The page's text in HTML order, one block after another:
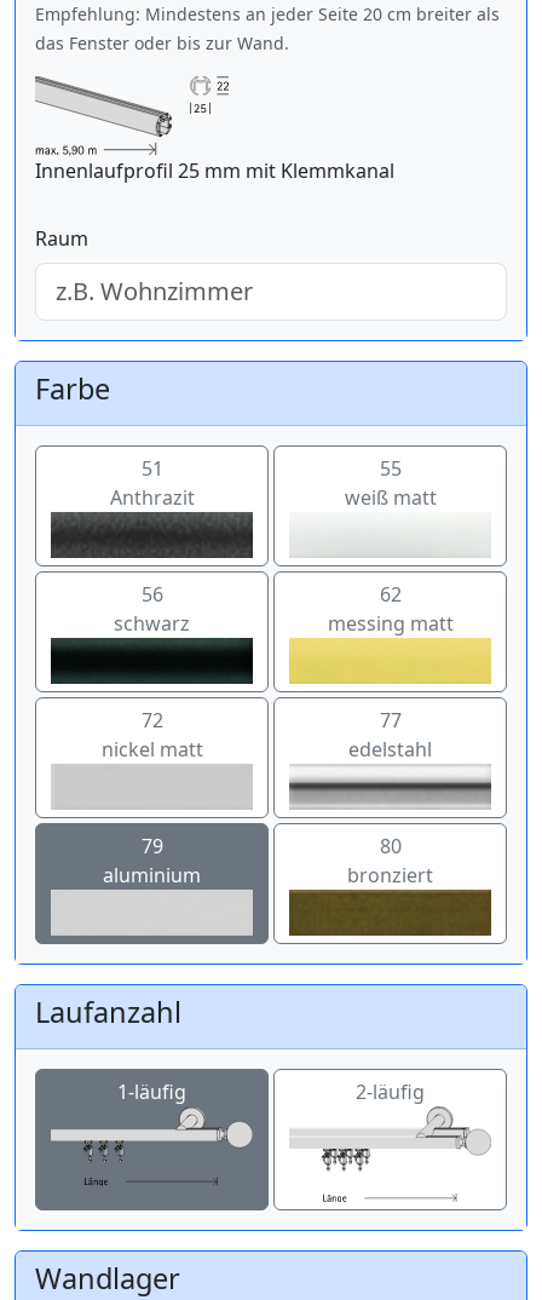
Empfehlung: Mindestens an jeder Seite 20 cm breiter als
das Fenster oder bis zur Wand.
Innenlaufprofil 25 mm mit Klemmkanal
Raum
Farbe
51
Anthrazit
55
weiß matt
56
schwarz
62
messing matt
72
nickel matt
77
edelstahl
79
aluminium
80
bronziert
Laufanzahl
1-läufig 2-läufig
Wandlager